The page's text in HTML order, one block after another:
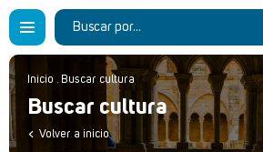
Inicio . Buscar cultura
Buscar cultura
Volver a inicio